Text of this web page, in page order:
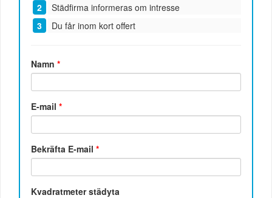
Städfirma informeras om intresse
Du får inom kort offert
Namn*
E-mail*
Bekräfta E-mail*
Kvadratmeter städyta